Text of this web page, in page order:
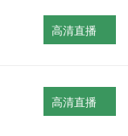
高清直播
高清直播